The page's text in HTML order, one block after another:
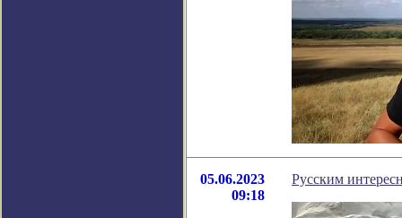
05.06.2023
09:18
Русским